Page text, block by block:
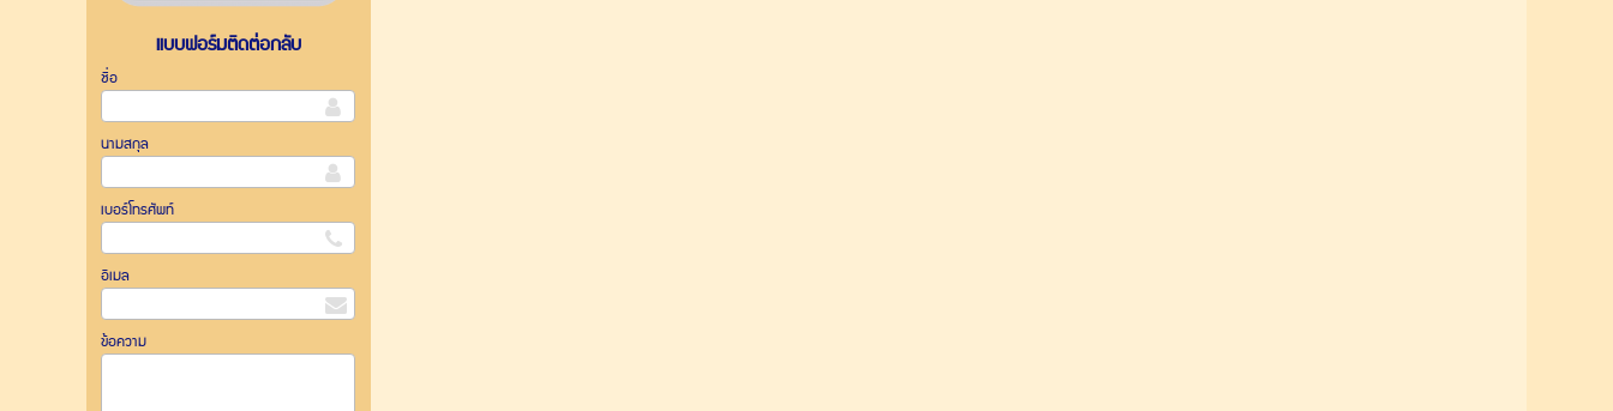
แบบฟอร์มติดต่อกลับ
ชื่อ
นามสกุล
เบอร์โทรศัพท์
อีเมล
ข้อความ